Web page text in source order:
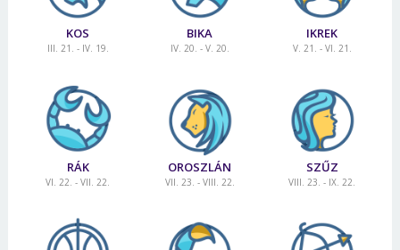
KOS
III. 21. - IV. 19.
BIKA
IV. 20. - V. 20.
IKREK
V. 21. - VI. 21.
RÁK
VI. 22. - VII. 22.
OROSZLÁN
VII. 23. - VIII. 22.
SZŰZ
VIII. 23. - IX. 22.